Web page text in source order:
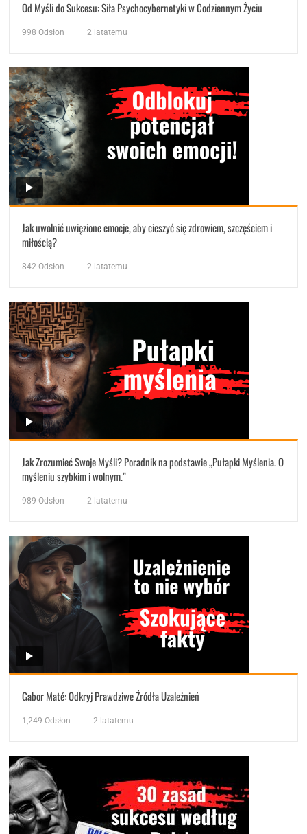
Od Myśli do Sukcesu: Siła Psychocybernetyki w Codziennym Życiu
998 Odsłon 2 latatemu
Jak uwolnić uwięzione emocje, aby cieszyć się zdrowiem, szczęściem i
miłością?
842 Odsłon 2 latatemu
Jak Zrozumieć Swoje Myśli? Poradnik na podstawie „Pułapki Myślenia. O
myśleniu szybkim i wolnym.”
989 Odsłon 2 latatemu
Gabor Maté: Odkryj Prawdziwe Źródła Uzależnień
1,249 Odsłon 2 latatemu